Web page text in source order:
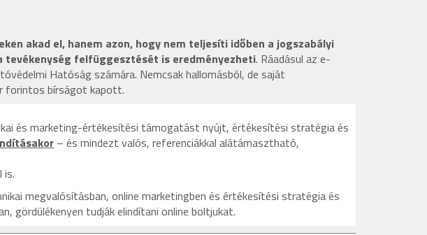
akad el, hanem azon, hogy nem teljesíti időben a jogszabályi
tevékenység felfüggesztését is eredményezheti. Ráadásul az e-
Hatóság számára. Nemcsak hallomásból, de saját
forintos bírságot kapott.
és marketing-értékesítési támogatást nyújt, értékesítési stratégia és
– és mindezt valós, referenciákkal alátámasztható,
is.
megvalósításban, online marketingben és értékesítési stratégia és
gördülékenyen tudják elindítani online boltjukat.